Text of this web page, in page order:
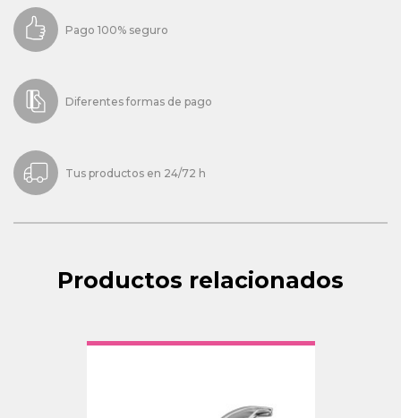
Pago 100% seguro
Diferentes formas de pago
Tus productos en 24/72 h
Productos relacionados